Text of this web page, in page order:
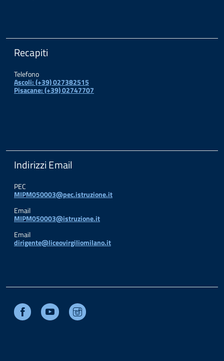
Recapiti
Telefono
Ascoli: (+39) 027382515
Pisacane: (+39) 02747707
Indirizzi Email
PEC
MIPM050003@pec.istruzione.it
Email
MIPM050003@istruzione.it
Email
dirigente@liceovirgiliomilano.it
Facebook Youtube